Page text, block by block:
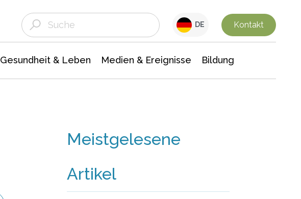
DE Kontakt
Gesundheit & Leben Medien & Ereignisse Bildung
Meistgelesene
Artikel